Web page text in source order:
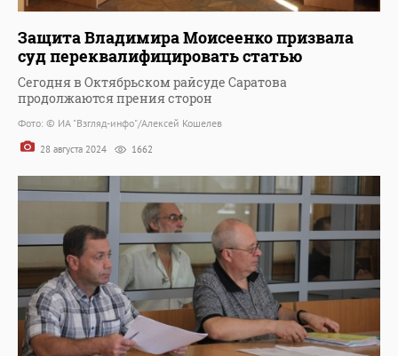
Защита Владимира Моисеенко призвала
суд переквалифицировать статью
Сегодня в Октябрьском райсуде Саратова
продолжаются прения сторон
Фото: © ИА "Взгляд-инфо"/Алексей Кошелев
28 августа 2024 1662